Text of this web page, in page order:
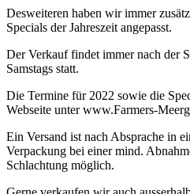
Desweiteren haben wir immer
Specials der Jahreszeit angepasst.
Der Verkauf findet immer nach der
Samstags statt.
Die Termine für 2022 sowie die
Webseite unter www.Farmers-
Ein Versand ist nach Absprache in
Verpackung bei einer mind.
Schlachtung möglich.